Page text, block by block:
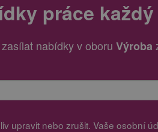
práce
nabídky v oboru Výroba
upravit nebo zrušit. Vaše osobní